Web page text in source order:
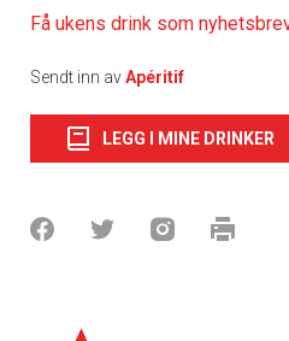
Få ukens drink som
Sendt inn avApéritif
LEGG I MINE DRINKER